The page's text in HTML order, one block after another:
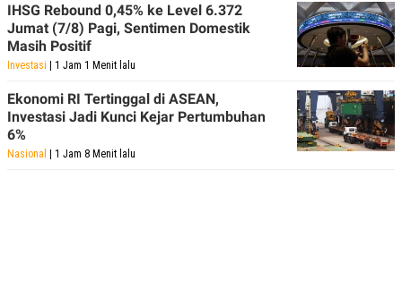
IHSG Rebound 0,45% ke Level 6.372
Jumat (7/8) Pagi, Sentimen Domestik
Masih Positif
Investasi | 1 Jam 1 Menit lalu
Ekonomi RI Tertinggal di ASEAN,
Investasi Jadi Kunci Kejar Pertumbuhan
6%
Nasional | 1 Jam 8 Menit lalu